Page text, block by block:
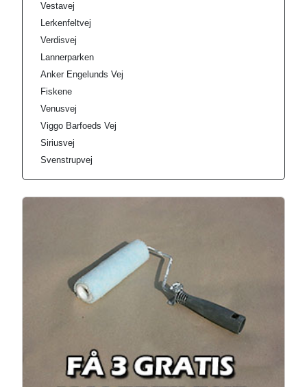
Vestavej
Lerkenfeltvej
Verdisvej
Lannerparken
Anker Engelunds Vej
Fiskene
Venusvej
Viggo Barfoeds Vej
Siriusvej
Svenstrupvej